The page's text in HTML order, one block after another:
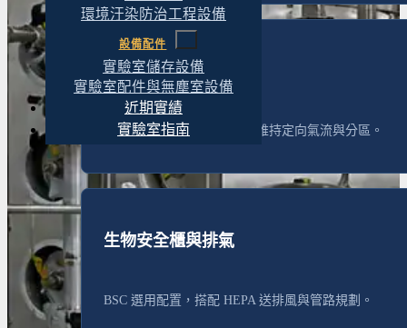
環境汙染防治工程設備
設備配件
實驗室儲存設備
實驗室配件與無塵室設備
近期實績
實驗室指南
空調 HVAC 與壓差
換氣次數與壓差梯度控制，維持定向氣流與分區。
生物安全櫃與排氣
BSC 選用配置，搭配 HEPA 送排風與管路規劃。